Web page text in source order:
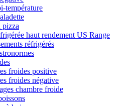
température
pizza
haut rendement US Range
réfrigérés
froides positive
froides négative
chambre froide